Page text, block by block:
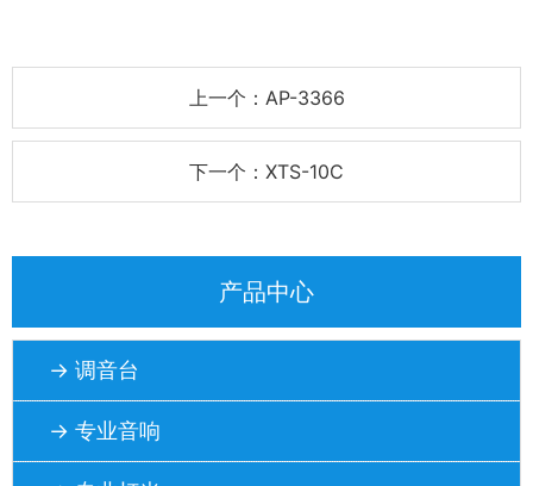
上一个：AP-3366
下一个：XTS-10C
产品中心
→ 调音台
→ 专业音响